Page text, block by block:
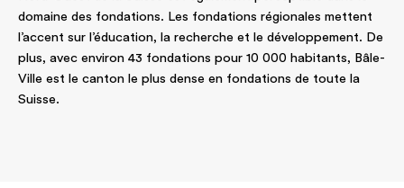
domaine des fondations. Les fondations régionales mettent
l’accent sur l’éducation, la recherche et le développement. De
plus, avec environ 43 fondations pour 10 000 habitants, Bâle-
Ville est le canton le plus dense en fondations de toute la
Suisse.